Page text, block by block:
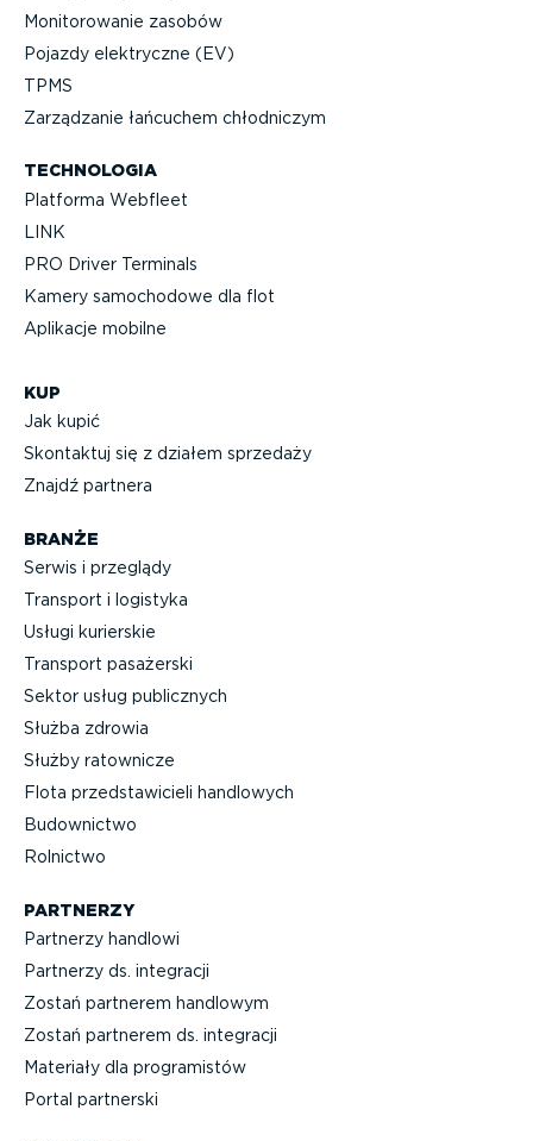
Monito­ro­wanie zasobów
Pojazdy elektryczne (EV)
TPMS
Zarządzanie łańcuchem chłodniczym
TECHNOLOGIA
Platforma Webfleet
LINK
PRO Driver Terminals
Kamery samochodowe dla flot
Aplikacje mobilne
KUP
Jak kupić
Skontaktuj się z działem sprzedaży
Znajdź partnera
BRANŻE
Serwis i przeglądy
Transport i logistyka
Usługi kurierskie
Transport pasażerski
Sektor usług publicznych
Służba zdrowia
Służby ratownicze
Flota przed­sta­wi­cieli handlowych
Budownictwo
Rolnictwo
PARTNERZY
Partnerzy handlowi
Partnerzy ds. integracji
Zostań partnerem handlowym
Zostań partnerem ds. integracji
Materiały dla progra­mistów
Portal partnerski